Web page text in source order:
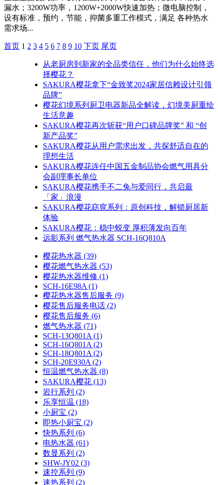
漏水；3200W功率，1200W+2000W快速加热；微电脑控制，
设有标准，预约，节能，抑菌多重工作模式，满足 各种热水
需求场...
首页 1 2 3 4 5 6 7 8 9 10 下页 尾页
从老厨房到新家的全品类信任，他们为什么始终选
择樱花？
SAKURA樱花拿下“金致奖2024家居信赖设计引领
品牌”
樱花幻境系列厨卫电器新品全解读，幻境美厨重绘
生活意趣
SAKURA樱花再次斩获“用户口碑品牌奖” 和 “创
新产品奖”
SAKURA樱花从用户需求出发，共探舒适自在的
理想生活
SAKURA樱花连任中国五金制品协会燃气用具分
会副理事长单位
SAKURA樱花携手不二兔与爱同行，共启最
「家」浪漫
SAKURA樱花窈窕系列：原创科技，解锁厨居新
体验
SAKURA樱花：稳中蜕变 厚积薄发向百年
远影系列 燃气热水器 SCH-16Q810A
樱花热水器 (39)
樱花燃气热水器 (53)
樱花热水器维修 (1)
SCH-16E98A (1)
樱花热水器售后服务 (9)
樱花售后服务电话 (2)
樱花售后服务 (6)
燃气热水器 (71)
SCH-13Q801A (1)
SCH-16Q801A (2)
SCH-18Q801A (2)
SCH-20E930A (2)
恒温燃气热水器 (8)
SAKURA樱花 (13)
岩行系列 (2)
乐享恒温 (18)
小厨宝 (2)
即热小厨宝 (2)
快热系列 (6)
电热水器 (61)
数显系列 (2)
SHW-JY02 (3)
速控系列 (9)
速热系列 (2)